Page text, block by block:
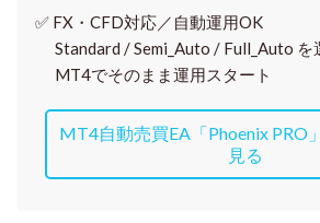
✅ FX・CFD対応／自動運用OK
Standard / Semi_Auto / Full_Auto を
MT4でそのまま運用スタート
MT4自動売買EA「Phoenix PRO
見る